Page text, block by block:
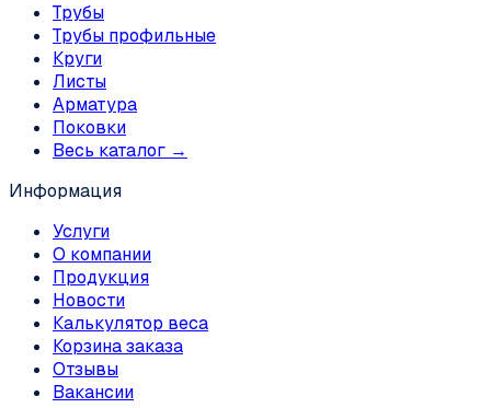
Трубы
Трубы профильные
Круги
Листы
Арматура
Поковки
Весь каталог →
Информация
Услуги
О компании
Продукция
Новости
Калькулятор веса
Корзина заказа
Отзывы
Вакансии